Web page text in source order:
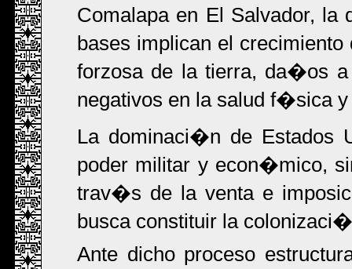
Comalapa en El Salvador,
bases implican el
forzosa de la tierra, da�os
negativos en la salud f�sica
La dominaci�n de Estados
poder militar y econ�mico,
trav�s de la venta e
busca constituir la
Ante dicho proceso